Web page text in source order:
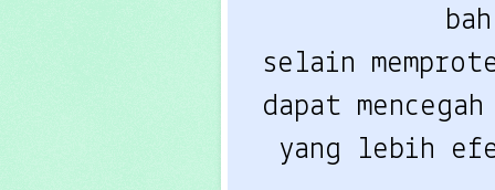
selain
dapat